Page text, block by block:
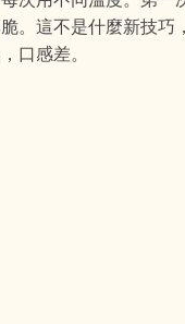
。這不是什麼新技巧
口感差。